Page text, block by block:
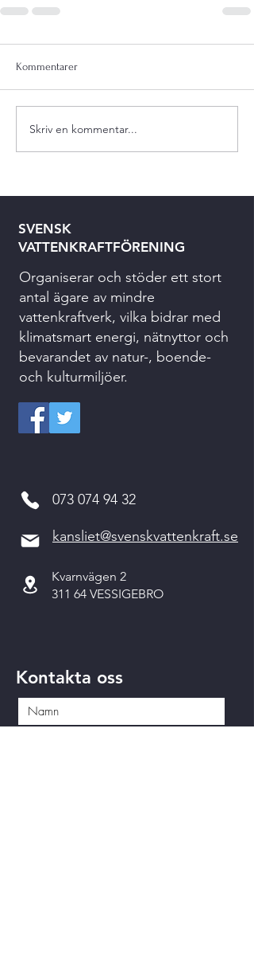
Kommentarer
Skriv en kommentar...
SVENSK
VATTENKRAFTFÖRENING
Organiserar och stöder ett stort
antal ägare av mindre
vattenkraftverk, vilka bidrar med
klimatsmart energi, nätnyttor och
bevarandet av natur-, boende-
och kulturmiljöer.
073 074 94 32
kansliet@svenskvattenkraft.se
Kvarnvägen 2
311 64 VESSIGEBRO
Kontakta oss